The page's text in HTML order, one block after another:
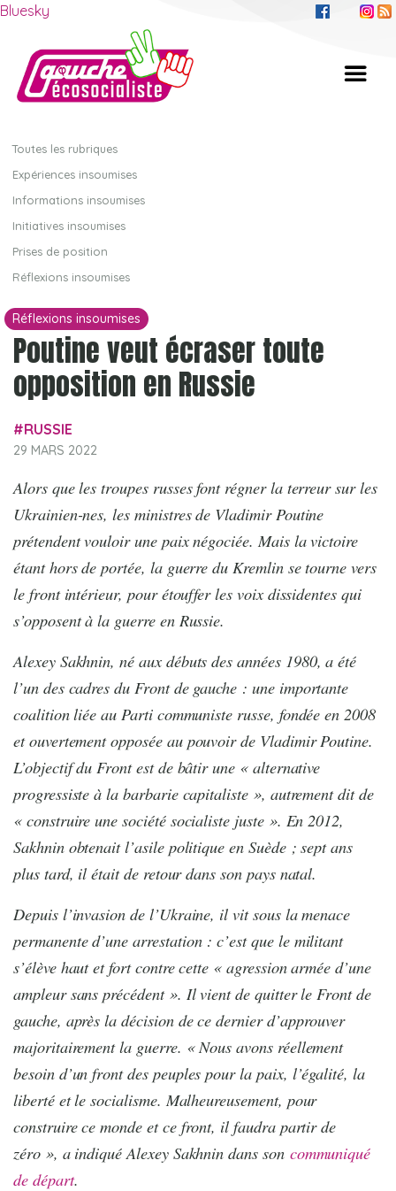
Bluesky
Toutes les rubriques
Expériences insoumises
Informations insoumises
Initiatives insoumises
Prises de position
Réflexions insoumises
Réflexions insoumises
Poutine veut écraser toute
opposition en Russie
RUSSIE
29 MARS 2022
Alors que les troupes russes font régner la terreur sur les
Ukrainien-nes, les ministres de Vladimir Poutine
prétendent vouloir une paix négociée. Mais la victoire
étant hors de portée, la guerre du Kremlin se tourne vers
le front intérieur, pour étouffer les voix dissidentes qui
s’opposent à la guerre en Russie.
Alexey Sakhnin, né aux débuts des années 1980, a été
l’un des cadres du Front de gauche : une importante
coalition liée au Parti communiste russe, fondée en 2008
et ouvertement opposée au pouvoir de Vladimir Poutine.
L’objectif du Front est de bâtir une « alternative
progressiste à la barbarie capitaliste », autrement dit de
« construire une société socialiste juste ». En 2012,
Sakhnin obtenait l’asile politique en Suède ; sept ans
plus tard, il était de retour dans son pays natal.
Depuis l’invasion de l’Ukraine, il vit sous la menace
permanente d’une arrestation : c’est que le militant
s’élève haut et fort contre cette « agression armée d’une
ampleur sans précédent ». Il vient de quitter le Front de
gauche, après la décision de ce dernier d’approuver
majoritairement la guerre. « Nous avons réellement
besoin d’un front des peuples pour la paix, l’égalité, la
liberté et le socialisme. Malheureusement, pour
construire ce monde et ce front, il faudra partir de
zéro », a indiqué Alexey Sakhnin dans son communiqué
de départ.